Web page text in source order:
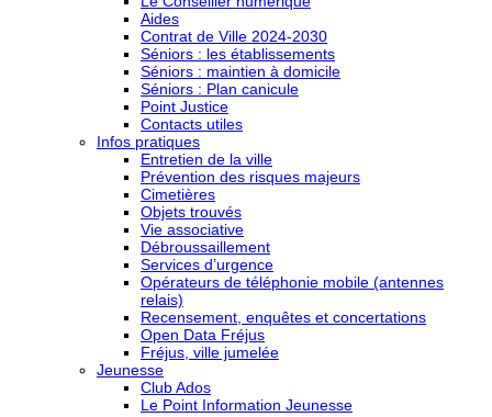
Aides
Contrat de Ville 2024-2030
Séniors : les établissements
Séniors : maintien à domicile
Séniors : Plan canicule
Point Justice
Contacts utiles
Infos pratiques
Entretien de la ville
Prévention des risques majeurs
Cimetières
Objets trouvés
Vie associative
Débroussaillement
Services d’urgence
Opérateurs de téléphonie mobile (antennes
relais)
Recensement, enquêtes et concertations
Open Data Fréjus
Fréjus, ville jumelée
Jeunesse
Club Ados
Le Point Information Jeunesse